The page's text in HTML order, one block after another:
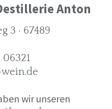
Anton
3 · 67489
06321
wein.de
wir unseren